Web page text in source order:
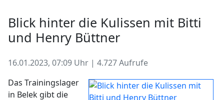
Blick hinter die Kulissen mit Bitti
und Henry Büttner
16.01.2023, 07:09 Uhr | 4.727 Aufrufe
Das Trainingslager
in Belek gibt die